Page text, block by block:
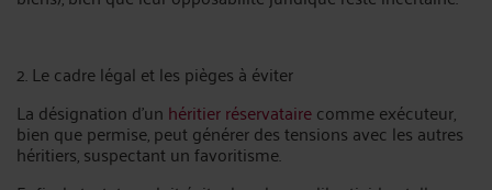
2. Le cadre légal et les pièges à éviter
La désignation d’un héritier réservatairecomme exécuteur,
bien que permise, peut générer des tensions avec les autres
héritiers, suspectant un favoritisme.